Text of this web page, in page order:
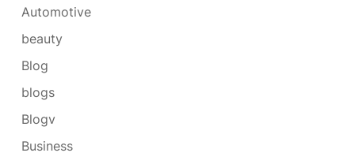
Automotive
beauty
Blog
blogs
Blogv
Business